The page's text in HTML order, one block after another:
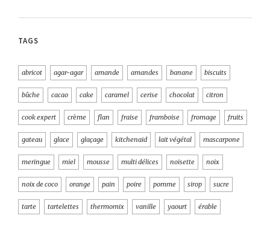
TAGS
abricot agar-agar amande amandes banane biscuits
bûche cacao cake caramel cerise chocolat citron
cook expert crème flan fraise framboise fromage fruits
gateau glace glaçage kitchenaid lait végétal mascarpone
meringue miel mousse multi délices noisette noix
noix de coco orange pain poire pomme sirop sucre
tarte tartelettes thermomix vanille yaourt érable